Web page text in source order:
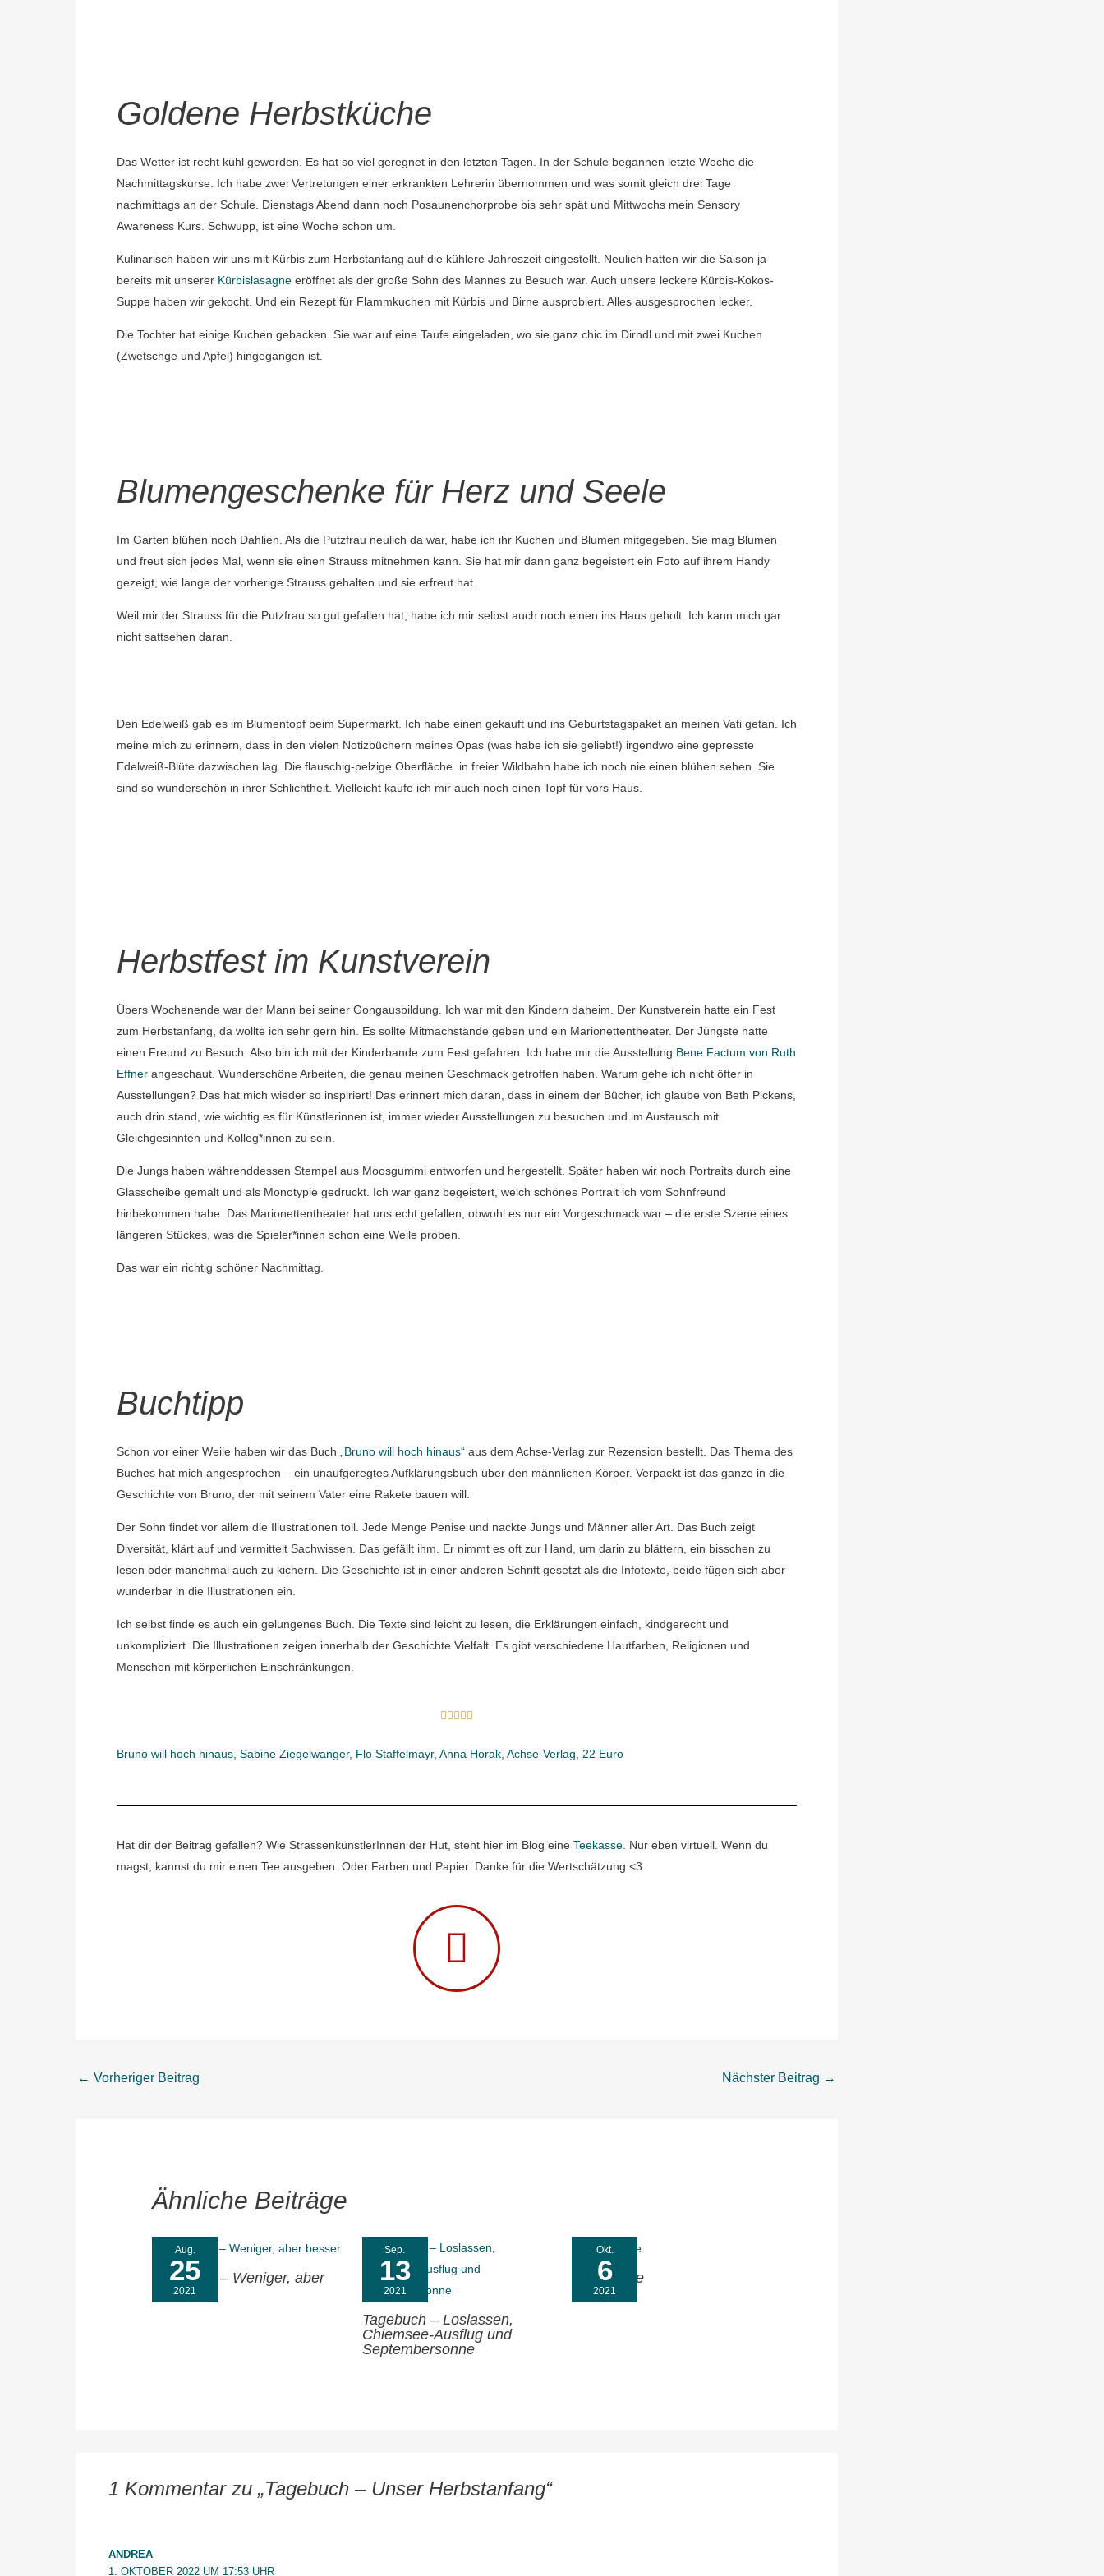
Goldene Herbstküche
Das Wetter ist recht kühl geworden. Es hat so viel geregnet in den letzten Tagen. In der Schule begannen letzte Woche die
Nachmittagskurse. Ich habe zwei Vertretungen einer erkrankten Lehrerin übernommen und was somit gleich drei Tage
nachmittags an der Schule. Dienstags Abend dann noch Posaunenchorprobe bis sehr spät und Mittwochs mein Sensory
Awareness Kurs. Schwupp, ist eine Woche schon um.
Kulinarisch haben wir uns mit Kürbis zum Herbstanfang auf die kühlere Jahreszeit eingestellt. Neulich hatten wir die Saison ja
bereits mit unserer Kürbislasagne eröffnet als der große Sohn des Mannes zu Besuch war. Auch unsere leckere Kürbis-Kokos-
Suppe haben wir gekocht. Und ein Rezept für Flammkuchen mit Kürbis und Birne ausprobiert. Alles ausgesprochen lecker.
Die Tochter hat einige Kuchen gebacken. Sie war auf eine Taufe eingeladen, wo sie ganz chic im Dirndl und mit zwei Kuchen
(Zwetschge und Apfel) hingegangen ist.
Blumengeschenke für Herz und Seele
Im Garten blühen noch Dahlien. Als die Putzfrau neulich da war, habe ich ihr Kuchen und Blumen mitgegeben. Sie mag Blumen
und freut sich jedes Mal, wenn sie einen Strauss mitnehmen kann. Sie hat mir dann ganz begeistert ein Foto auf ihrem Handy
gezeigt, wie lange der vorherige Strauss gehalten und sie erfreut hat.
Weil mir der Strauss für die Putzfrau so gut gefallen hat, habe ich mir selbst auch noch einen ins Haus geholt. Ich kann mich gar
nicht sattsehen daran.
Den Edelweiß gab es im Blumentopf beim Supermarkt. Ich habe einen gekauft und ins Geburtstagspaket an meinen Vati getan. Ich
meine mich zu erinnern, dass in den vielen Notizbüchern meines Opas (was habe ich sie geliebt!) irgendwo eine gepresste
Edelweiß-Blüte dazwischen lag. Die flauschig-pelzige Oberfläche. in freier Wildbahn habe ich noch nie einen blühen sehen. Sie
sind so wunderschön in ihrer Schlichtheit. Vielleicht kaufe ich mir auch noch einen Topf für vors Haus.
Herbstfest im Kunstverein
Übers Wochenende war der Mann bei seiner Gongausbildung. Ich war mit den Kindern daheim. Der Kunstverein hatte ein Fest
zum Herbstanfang, da wollte ich sehr gern hin. Es sollte Mitmachstände geben und ein Marionettentheater. Der Jüngste hatte
einen Freund zu Besuch. Also bin ich mit der Kinderbande zum Fest gefahren. Ich habe mir die Ausstellung Bene Factum von Ruth
Effner angeschaut. Wunderschöne Arbeiten, die genau meinen Geschmack getroffen haben. Warum gehe ich nicht öfter in
Ausstellungen? Das hat mich wieder so inspiriert! Das erinnert mich daran, dass in einem der Bücher, ich glaube von Beth Pickens,
auch drin stand, wie wichtig es für Künstlerinnen ist, immer wieder Ausstellungen zu besuchen und im Austausch mit
Gleichgesinnten und Kolleg*innen zu sein.
Die Jungs haben währenddessen Stempel aus Moosgummi entworfen und hergestellt. Später haben wir noch Portraits durch eine
Glasscheibe gemalt und als Monotypie gedruckt. Ich war ganz begeistert, welch schönes Portrait ich vom Sohnfreund
hinbekommen habe. Das Marionettentheater hat uns echt gefallen, obwohl es nur ein Vorgeschmack war – die erste Szene eines
längeren Stückes, was die Spieler*innen schon eine Weile proben.
Das war ein richtig schöner Nachmittag.
Buchtipp
Schon vor einer Weile haben wir das Buch „Bruno will hoch hinaus“ aus dem Achse-Verlag zur Rezension bestellt. Das Thema des
Buches hat mich angesprochen – ein unaufgeregtes Aufklärungsbuch über den männlichen Körper. Verpackt ist das ganze in die
Geschichte von Bruno, der mit seinem Vater eine Rakete bauen will.
Der Sohn findet vor allem die Illustrationen toll. Jede Menge Penise und nackte Jungs und Männer aller Art. Das Buch zeigt
Diversität, klärt auf und vermittelt Sachwissen. Das gefällt ihm. Er nimmt es oft zur Hand, um darin zu blättern, ein bisschen zu
lesen oder manchmal auch zu kichern. Die Geschichte ist in einer anderen Schrift gesetzt als die Infotexte, beide fügen sich aber
wunderbar in die Illustrationen ein.
Ich selbst finde es auch ein gelungenes Buch. Die Texte sind leicht zu lesen, die Erklärungen einfach, kindgerecht und
unkompliziert. Die Illustrationen zeigen innerhalb der Geschichte Vielfalt. Es gibt verschiedene Hautfarben, Religionen und
Menschen mit körperlichen Einschränkungen.
    
w
e
i
o
Bruno will hoch hinaus, Sabine Ziegelwanger, Flo Staffelmayr, Anna Horak, Achse-Verlag, 22 Euro
Hat dir der Beitrag gefallen? Wie StrassenkünstlerInnen der Hut, steht hier im Blog eine Teekasse . Nur eben virtuell. Wenn du
magst, kannst du mir einen Tee ausgeben. Oder Farben und Papier. Danke für die Wertschätzung <3
← Vorheriger Beitrag Nächster Beitrag →
Ähnliche Beiträge
Aug.
25
2021
Tagebuch – Weniger, aber
besser
Sep.
13
2021
Tagebuch – Loslassen,
Chiemsee-Ausflug und
Septembersonne
Okt.
6
2021
In die Stille
1 Kommentar zu „Tagebuch – Unser Herbstanfang“
ANDREA
1. OKTOBER 2022 UM 17:53 UHR